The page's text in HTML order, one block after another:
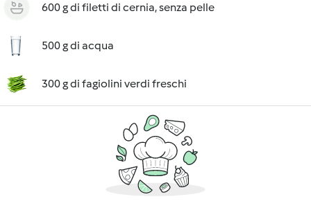
600 g di filetti di cernia, senza pelle
500 g di acqua
300 g di fagiolini verdi freschi